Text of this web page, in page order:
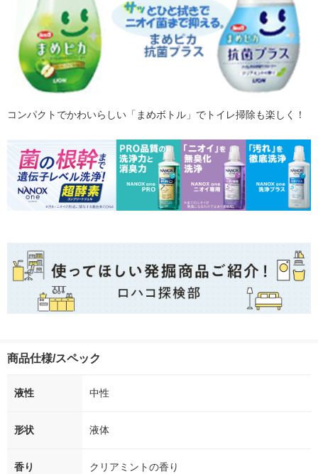
コンパクトでかわいらしい「まめボトル」でトイレ掃除も楽しく！
商品仕様/スペック
液性 中性
形状 液体
香り クリアミントの香り